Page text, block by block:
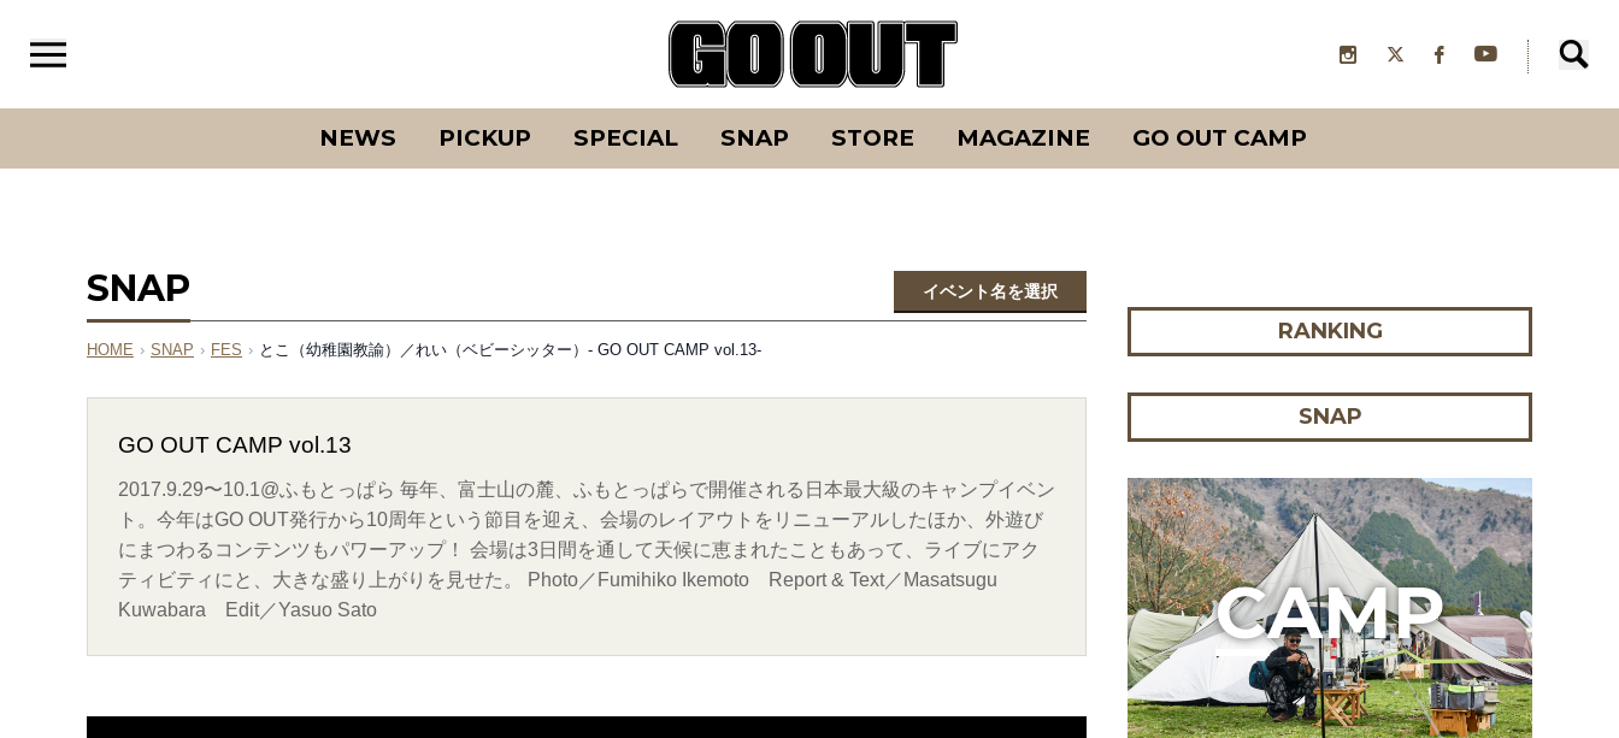
NEWS PICKUP SPECIAL SNAP STORE MAGAZINE GO OUT CAMP
SNAP イベント名を選択
HOME › SNAP › FES › とこ（幼稚園教諭）／れい（ベビーシッター）- GO OUT CAMP vol.13-
GO OUT CAMP vol.13
2017.9.29〜10.1@ふもとっぱら 毎年、富士山の麓、ふもとっぱらで開催される日本最大級のキャンプイベン
ト。今年はGO OUT発行から10周年という節目を迎え、会場のレイアウトをリニューアルしたほか、外遊び
にまつわるコンテンツもパワーアップ！ 会場は3日間を通して天候に恵まれたこともあって、ライブにアク
ティビティにと、大きな盛り上がりを見せた。 Photo／Fumihiko Ikemoto Report & Text／Masatsugu
Kuwabara Edit／Yasuo Sato
RANKING
SNAP
CAMP